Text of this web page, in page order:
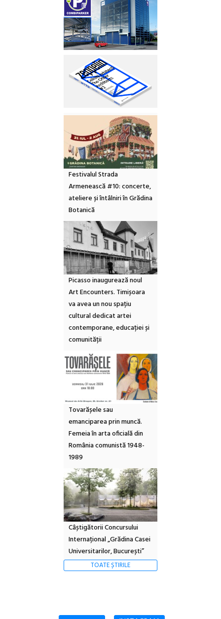
Festivalul Strada
Armenească #10: concerte,
ateliere și întâlniri în Grădina
Botanică
Picasso inaugurează noul
Art Encounters. Timișoara
va avea un nou spațiu
cultural dedicat artei
contemporane, educației și
comunității
Tovarășele sau
emanciparea prin muncă.
Femeia în arta oficială din
România comunistă 1948-
1989
Câștigătorii Concursului
Internațional „Grădina Casei
Universitarilor, București”
TOATE ȘTIRILE